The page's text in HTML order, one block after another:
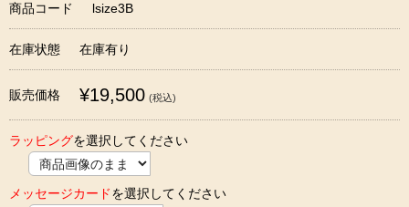
商品コード lsize3B
在庫状態 在庫有り
販売価格 ¥19,500 (税込)
ラッピングを選択してください
メッセージカードを選択してください